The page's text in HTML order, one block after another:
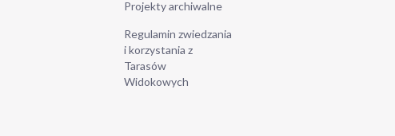
Projekty archiwalne
Regulamin zwiedzania
i korzystania z
Tarasów
Widokowych